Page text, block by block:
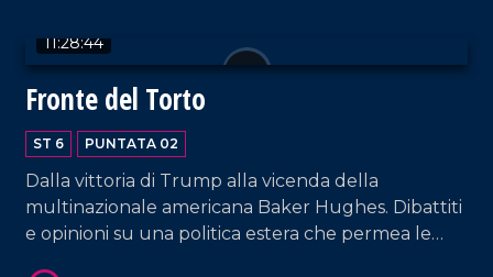
11:28:44
Fronte del Torto
ST 6 PUNTATA 02
Dalla vittoria di Trump alla vicenda della
multinazionale americana Baker Hughes. Dibattiti
e opinioni su una politica estera che permea le